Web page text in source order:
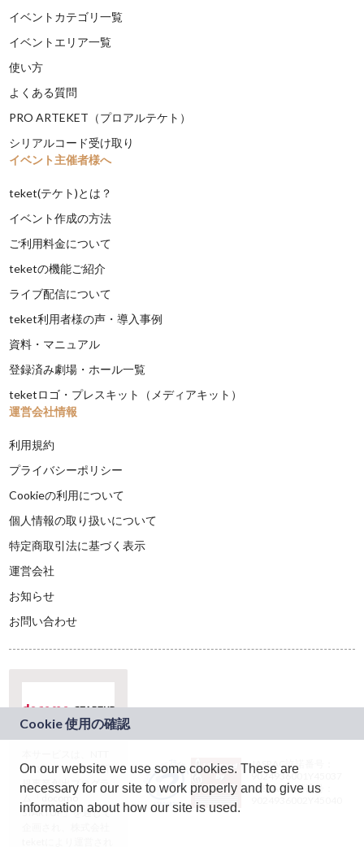
イベントカテゴリ一覧
イベントエリア一覧
使い方
よくある質問
PRO ARTEKET（プロアルテケト）
シリアルコード受け取り
イベント主催者様へ
teket(テケト)とは？
イベント作成の方法
ご利用料金について
teketの機能ご紹介
ライブ配信について
teket利用者様の声・導入事例
資料・マニュアル
登録済み劇場・ホール一覧
teketロゴ・プレスキット（メディアキット）
運営会社情報
利用規約
プライバシーポリシー
Cookieの利用について
個人情報の取り扱いについて
特定商取引法に基づく表示
運営会社
お知らせ
お問い合わせ
ドコモグループの新
規事業創出プログラ
ム「docomo
STARTUP」を通じて
JASRAC許諾番号：
9024936001Y45037
JASRAC許諾番号：
On our website we use some cookies. These are
necessary for our site to work properly and to give us
information about how our site is used.